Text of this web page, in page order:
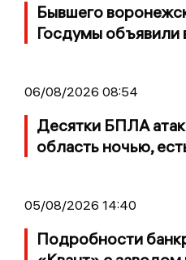
Бывшего
Госдумы объявили
06/08/2026 08:54
Десятки БПЛА
область ночью,
05/08/2026 14:40
Подробности